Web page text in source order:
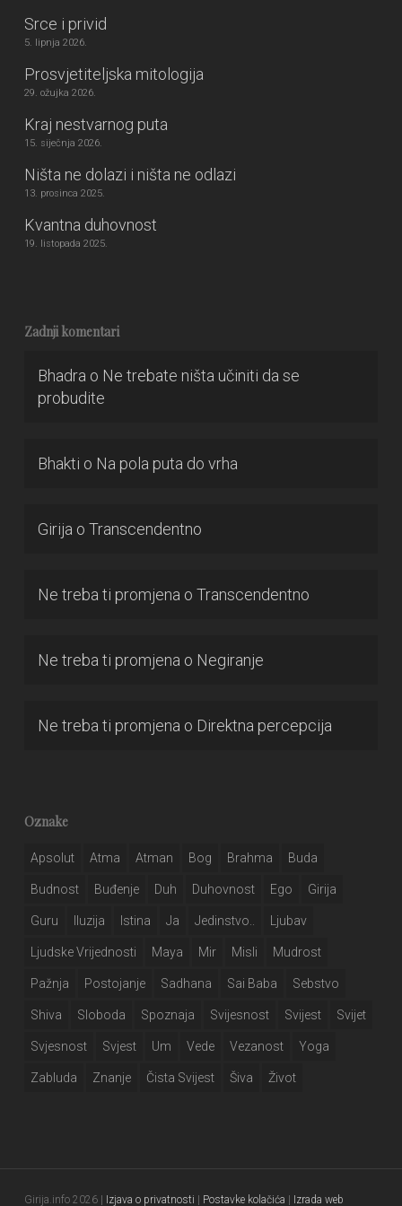
Srce i privid
5. lipnja 2026.
Prosvjetiteljska mitologija
29. ožujka 2026.
Kraj nestvarnog puta
15. siječnja 2026.
Ništa ne dolazi i ništa ne odlazi
13. prosinca 2025.
Kvantna duhovnost
19. listopada 2025.
Zadnji komentari
Bhadra o Ne trebate ništa učiniti da se
probudite
Bhakti o Na pola puta do vrha
Girija o Transcendentno
Ne treba ti promjena o Transcendentno
Ne treba ti promjena o Negiranje
Ne treba ti promjena o Direktna percepcija
Oznake
Apsolut Atma Atman Bog Brahma Buda
Budnost Buđenje Duh Duhovnost Ego Girija
Guru Iluzija Istina Ja Jedinstvo.. Ljubav
Ljudske Vrijednosti Maya Mir Misli Mudrost
Pažnja Postojanje Sadhana Sai Baba Sebstvo
Shiva Sloboda Spoznaja Svijesnost Svijest Svijet
Svjesnost Svjest Um Vede Vezanost Yoga
Zabluda Znanje Čista Svijest Šiva Život
Girija.info 2026 | Izjava o privatnosti Postavke kolačića Izrada web